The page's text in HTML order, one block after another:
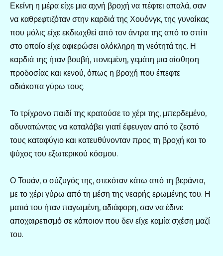
Εκείνη η μέρα είχε μια αχνή βροχή να πέφτει απαλά, σαν
να καθρεφτιζόταν στην καρδιά της Χουόνγκ, της γυναίκας
που μόλις είχε εκδιωχθεί από τον άντρα της από το σπίτι
στο οποίο είχε αφιερώσει ολόκληρη τη νεότητά της. Η
καρδιά της ήταν βουβή, πονεμένη, γεμάτη μια αίσθηση
προδοσίας και κενού, όπως η βροχή που έπεφτε
αδιάκοπα γύρω τους.
Το τρίχρονο παιδί της κρατούσε το χέρι της, μπερδεμένο,
αδυνατώντας να καταλάβει γιατί έφευγαν από το ζεστό
τους καταφύγιο και κατευθύνονταν προς τη βροχή και το
ψύχος του εξωτερικού κόσμου.
Ο Τουάν, ο σύζυγός της, στεκόταν κάτω από τη βεράντα,
με το χέρι γύρω από τη μέση της νεαρής ερωμένης του. Η
ματιά του ήταν παγωμένη, αδιάφορη, σαν να έδινε
αποχαιρετισμό σε κάποιον που δεν είχε καμία σχέση μαζί
του.